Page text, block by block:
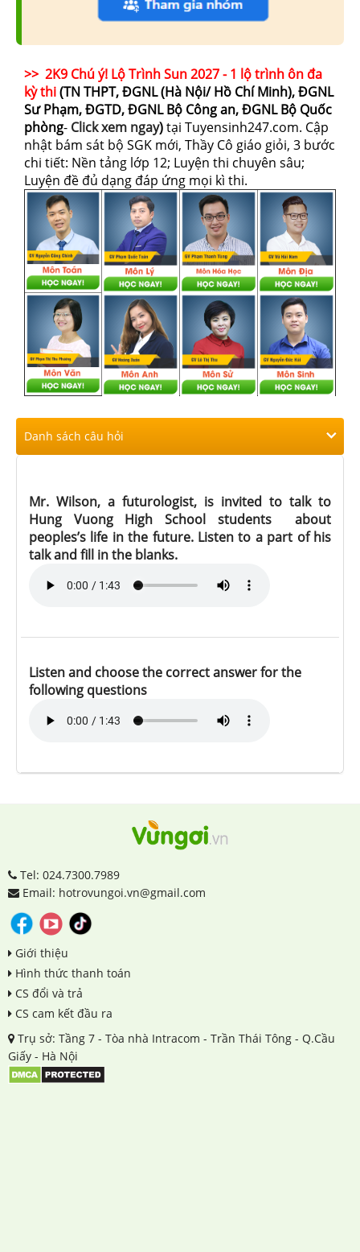
>> 2K9 Chú ý! Lộ Trình Sun 2027 - 1 lộ trình ôn đa
kỳ thi(TN THPT, ĐGNL (Hà Nội/ Hồ Chí Minh), ĐGNL
Sư Phạm, ĐGTD, ĐGNL Bộ Công an, ĐGNL Bộ Quốc
phòng- Click xem ngay)tại Tuyensinh247.com. Cập
nhật bám sát bộ SGK mới, Thầy Cô giáo giỏi, 3 bước
chi tiết: Nền tảng lớp 12; Luyện thi chuyên sâu;
Luyện đề đủ dạng đáp ứng mọi kì thi.
Danh sách câu hỏi
Mr. Wilson, a futurologist, is invited to talk to
Hung Vuong High School students about
peoples’s life in the future. Listen to a part of his
talk and fill in the blanks.
Listen and choose the correct answer for the
following questions
Tel: 024.7300.7989
Email: hotrovungoi.vn@gmail.com
Giới thiệu
Hình thức thanh toán
CS đổi và trả
CS cam kết đầu ra
Trụ sở: Tầng 7 - Tòa nhà Intracom - Trần Thái Tông - Q.Cầu
Giấy - Hà Nội